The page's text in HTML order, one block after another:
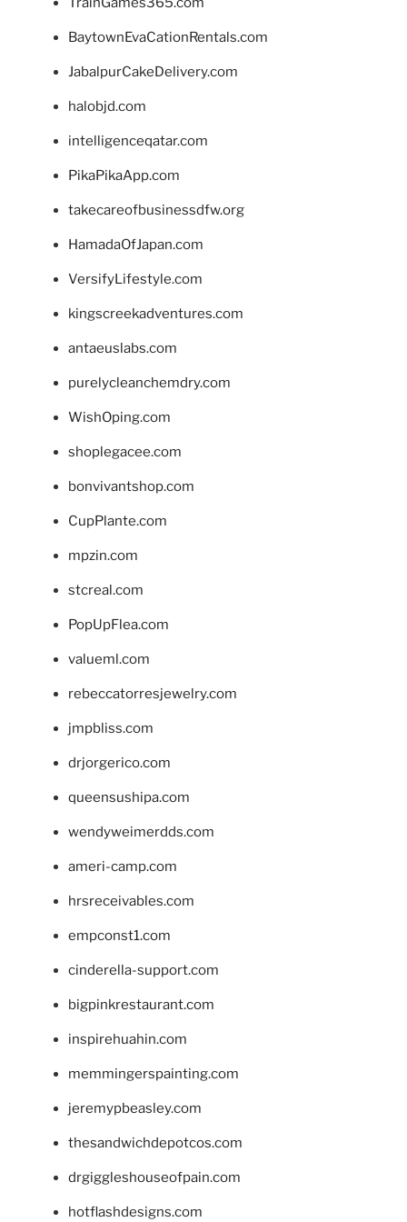
BaytownEvaCationRentals.com
JabalpurCakeDelivery.com
halobjd.com
intelligenceqatar.com
PikaPikaApp.com
takecareofbusinessdfw.org
HamadaOfJapan.com
VersifyLifestyle.com
kingscreekadventures.com
antaeuslabs.com
purelycleanchemdry.com
WishOping.com
shoplegacee.com
bonvivantshop.com
CupPlante.com
mpzin.com
stcreal.com
PopUpFlea.com
valueml.com
rebeccatorresjewelry.com
jmpbliss.com
drjorgerico.com
queensushipa.com
wendyweimerdds.com
ameri-camp.com
hrsreceivables.com
empconst1.com
cinderella-support.com
bigpinkrestaurant.com
inspirehuahin.com
memmingerspainting.com
jeremypbeasley.com
thesandwichdepotcos.com
drgiggleshouseofpain.com
hotflashdesigns.com